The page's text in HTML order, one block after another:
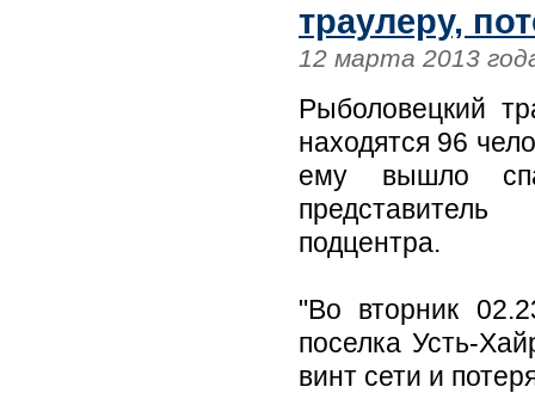
траулеру,
12 марта 2013
Рыболовецкий
находятся 96
ему вышло
представитель
подцентра.
"Во вторник
поселка Усть-
винт сети и